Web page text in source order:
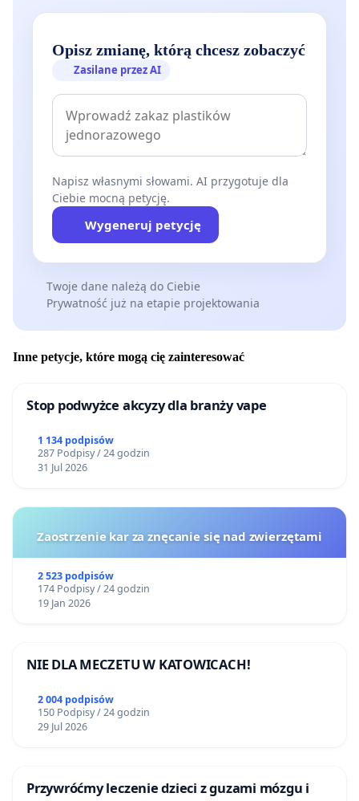
Opisz zmianę, którą chcesz zobaczyć
Zasilane przez AI
Napisz własnymi słowami. AI przygotuje dla
Ciebie mocną petycję.
Wygeneruj petycję
Twoje dane należą do Ciebie
Prywatność już na etapie projektowania
Inne petycje, które mogą cię zainteresować
Stop podwyżce akcyzy dla branży vape
1 134 podpisów
287 Podpisy / 24 godzin
31 Jul 2026
Zaostrzenie kar za znęcanie się nad zwierzętami
2 523 podpisów
174 Podpisy / 24 godzin
19 Jan 2026
NIE DLA MECZETU W KATOWICACH!
2 004 podpisów
150 Podpisy / 24 godzin
29 Jul 2026
Przywróćmy leczenie dzieci z guzami mózgu i